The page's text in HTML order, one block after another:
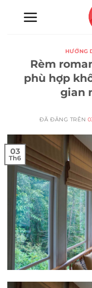
HƯỚNG
Rèm
phù hợp
gian
ĐÃ ĐĂNG TRÊN
03
Th6